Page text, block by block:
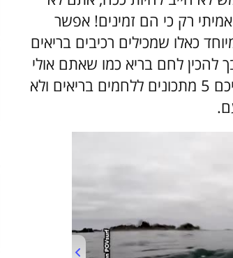
רק כי הם זמינים! אפשר
כאלו שמכילים רכיבים בריאים
להכין לחם בריא כמו שאתם אולי
חושבים, וכדי להוכיח לכם זאת, אנחנו מביאים כאן לפניכם 5 מתכונים ללחמים בריאים ולא